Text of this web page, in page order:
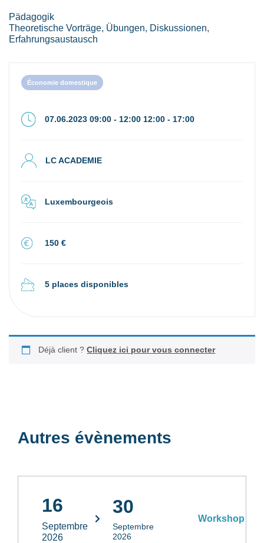
Pädagogik
Theoretische Vorträge, Übungen, Diskussionen,
Erfahrungsaustausch
Économie domestique
07.06.2023 09:00 - 12:00 12:00 - 17:00
LC ACADEMIE
Luxembourgeois
150 €
5 places disponibles
Déjà client ?Cliquez ici pour vous connecter
Autres évènements
16
Septembre
2026
30
Septembre
2026
Workshop